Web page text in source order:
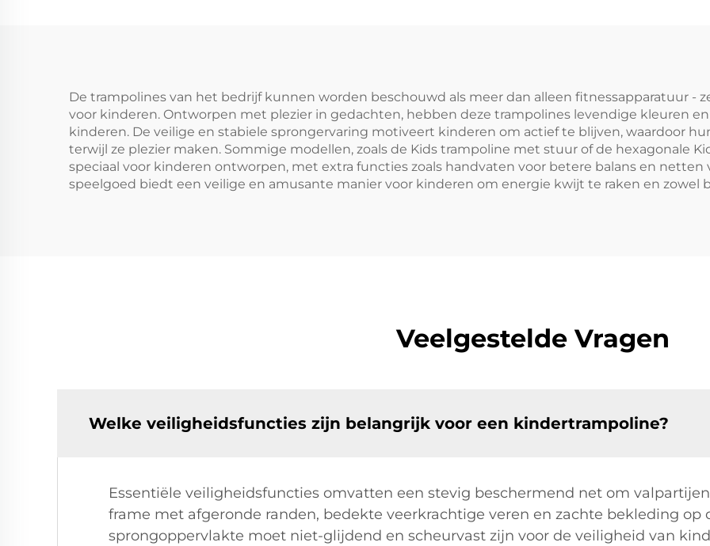
De trampolines van het bedrijf kunnen worden beschouwd als meer dan alleen fitnessapparatuur -
voor kinderen. Ontworpen met plezier in gedachten, hebben deze trampolines levendige kleuren
kinderen. De veilige en stabiele sprongervaring motiveert kinderen om actief te blijven, waardoor
terwijl ze plezier maken. Sommige modellen, zoals de Kids trampoline met stuur of de hexagonale
speciaal voor kinderen ontworpen, met extra functies zoals handvaten voor betere balans en
speelgoed biedt een veilige en amusante manier voor kinderen om energie kwijt te raken en zowel
Veelgestelde Vragen
Welke veiligheidsfuncties zijn belangrijk voor een kindertrampoline?
Essentiële veiligheidsfuncties omvatten een stevig beschermend net om
frame met afgeronde randen, bedekte veerkrachtige veren en zachte bekleding op
sprongoppervlakte moet niet-glijdend en scheurvast zijn voor de veiligheid van